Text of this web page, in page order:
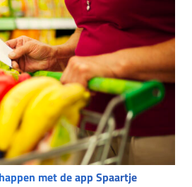
met de app Spaartje